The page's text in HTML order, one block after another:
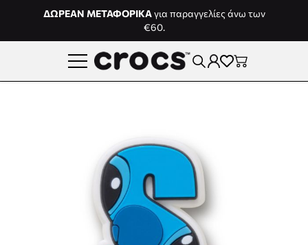
Μετάβαση στο περιεχόμενο
ΔΩΡΕΑΝ ΜΕΤΑΦΟΡΙΚΑγια παραγγελίες άνω των
€60.